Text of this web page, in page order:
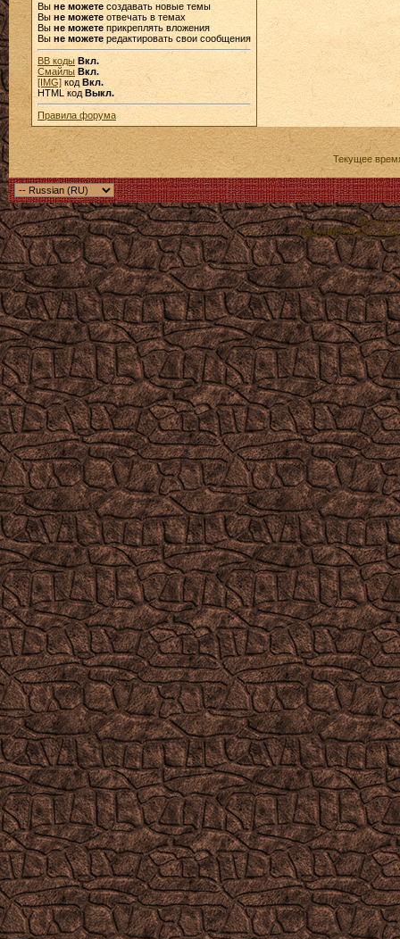
Вы не можете создавать новые темы
Выне можете отвечать в темах
Выне можете прикреплять вложения
Вы не можетередактировать свои сообщения
BB коды Вкл.
Смайлы Вкл.
[IMG] код Вкл.
HTML код Выкл.
Правила форума
Текущее
Powered
Copyright ©2000 -